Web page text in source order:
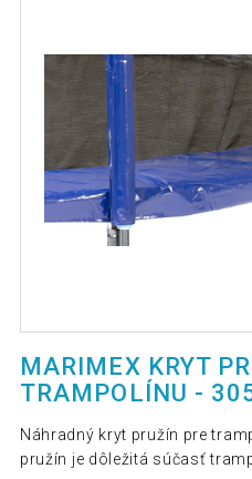
MARIMEX KRYT
TRAMPOLÍNU -
Náhradný kryt pružín pre
pružín je dôležitá súčasť